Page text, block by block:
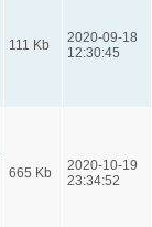
111 Kb
2020-09-18
12:30:45
665 Kb
2020-10-19
23:34:52